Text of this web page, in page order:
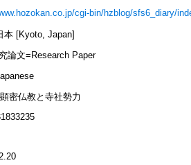
cgi-bin/hzblog/sfs6_diary/
本 [Kyoto, Japan]
論文=Research Paper
密仏教と寺社勢力